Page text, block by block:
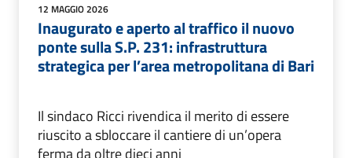
12 MAGGIO 2026
Inaugurato e aperto al traffico il nuovo
ponte sulla S.P. 231: infrastruttura
strategica per l’area metropolitana di Bari
Il sindaco Ricci rivendica il merito di essere
riuscito a sbloccare il cantiere di un’opera
ferma da oltre dieci anni